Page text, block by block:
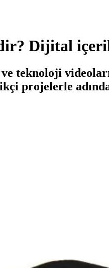
Dijital
teknoloji
projelerle